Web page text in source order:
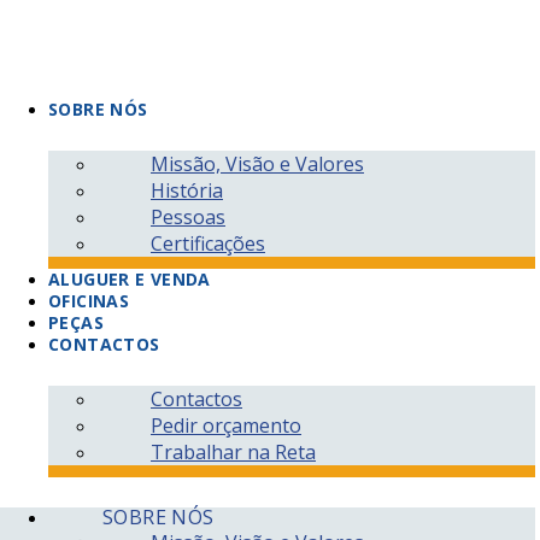
SOBRE NÓS
Missão, Visão e Valores
História
Pessoas
Certificações
ALUGUER E VENDA
OFICINAS
PEÇAS
CONTACTOS
Contactos
Pedir orçamento
Trabalhar na Reta
SOBRE NÓS
Carrinha 3,5T
Caixa Aberta
recolha
“Monos” e